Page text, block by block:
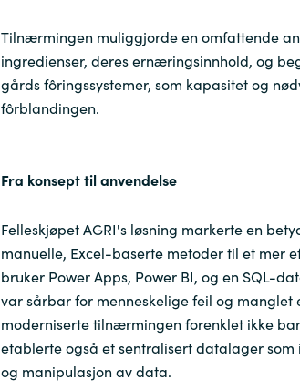
Tilnærmingen muliggjorde en omfattende
ingredienser, deres ernæringsinnhold, og
gårds fôringssystemer, som kapasitet og
fôrblandingen.
Fra konsept til anvendelse
Felleskjøpet AGRI's løsning markerte en
manuelle, Excel-baserte metoder til et mer
bruker Power Apps, Power BI, og en SQL-
var sårbar for menneskelige feil og manglet
moderniserte tilnærmingen forenklet ikke
etablerte også et sentralisert datalager
og manipulasjon av data.